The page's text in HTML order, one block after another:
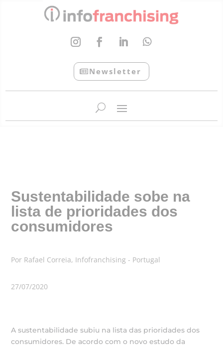
Newsletter
Sustentabilidade sobe na
lista de prioridades dos
consumidores
Por Rafael Correia, Infofranchising - Portugal
27/07/2020
A sustentabilidade subiu na lista das prioridades dos
consumidores. De acordo com o novo estudo da